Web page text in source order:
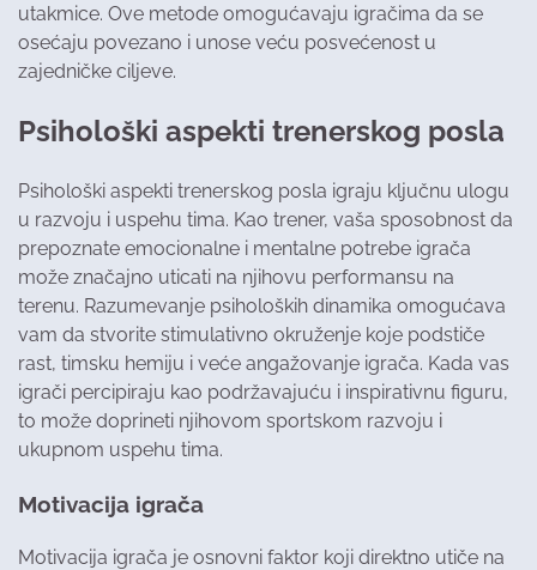
utakmice. Ove metode omogućavaju igračima da se
osećaju povezano i unose veću posvećenost u
zajedničke ciljeve.
Psihološki aspekti trenerskog posla
Psihološki aspekti trenerskog posla igraju ključnu ulogu
u razvoju i uspehu tima. Kao trener, vaša sposobnost da
prepoznate emocionalne i mentalne potrebe igrača
može značajno uticati na njihovu performansu na
terenu. Razumevanje psiholoških dinamika omogućava
vam da stvorite stimulativno okruženje koje podstiče
rast, timsku hemiju i veće angažovanje igrača. Kada vas
igrači percipiraju kao podržavajuću i inspirativnu figuru,
to može doprineti njihovom sportskom razvoju i
ukupnom uspehu tima.
Motivacija igrača
Motivacija igrača je osnovni faktor koji direktno utiče na